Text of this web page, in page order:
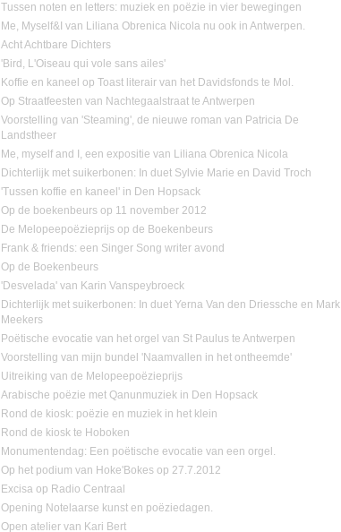
Tussen noten en letters: muziek en poëzie in vier bewegingen
Me, Myself&I van Liliana Obrenica Nicola nu ook in Antwerpen.
Acht Achtbare Dichters
'Bird, L'Oiseau qui vole sans ailes'
Koffie en kaneel op Toast literair van het Davidsfonds te Mol.
Op Straatfeesten van Nachtegaalstraat te Antwerpen
Voorstelling van 'Steaming', de nieuwe roman van Patricia De
Landstheer
Me, myself and I, een expositie van Liliana Obrenica Nicola
Dichterlijk met suikerbonen: In duet Sylvie Marie en David Troch
'Tussen koffie en kaneel' in Den Hopsack
Op de boekenbeurs op 11 november 2012
De Melopeepoëzieprijs op de Boekenbeurs
Frank & friends: een Singer Song writer avond
Op de Boekenbeurs
'Desvelada' van Karin Vanspeybroeck
Dichterlijk met suikerbonen: In duet Yerna Van den Driessche en Mark
Meekers
Poëtische evocatie van het orgel van St Paulus te Antwerpen
Voorstelling van mijn bundel 'Naamvallen in het ontheemde'
Uitreiking van de Melopeepoëzieprijs
Arabische poëzie met Qanunmuziek in Den Hopsack
Rond de kiosk: poëzie en muziek in het klein
Rond de kiosk te Hoboken
Monumentendag: Een poëtische evocatie van een orgel.
Op het podium van Hoke'Bokes op 27.7.2012
Excisa op Radio Centraal
Opening Notelaarse kunst en poëziedagen.
Open atelier van Kari Bert